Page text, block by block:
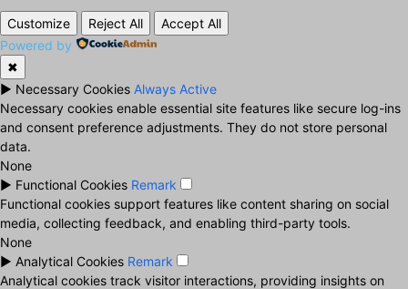
Customize Reject All
Accept All
Powered by
✖
► Necessary Cookies Always Active
Necessary cookies enable essential site features like secure log-ins
and consent preference adjustments. They do not store personal
data.
None
► Functional Cookies Remark
Functional cookies support features like content sharing on social
media, collecting feedback, and enabling third-party tools.
None
► Analytical Cookies Remark
Analytical cookies track visitor interactions, providing insights on